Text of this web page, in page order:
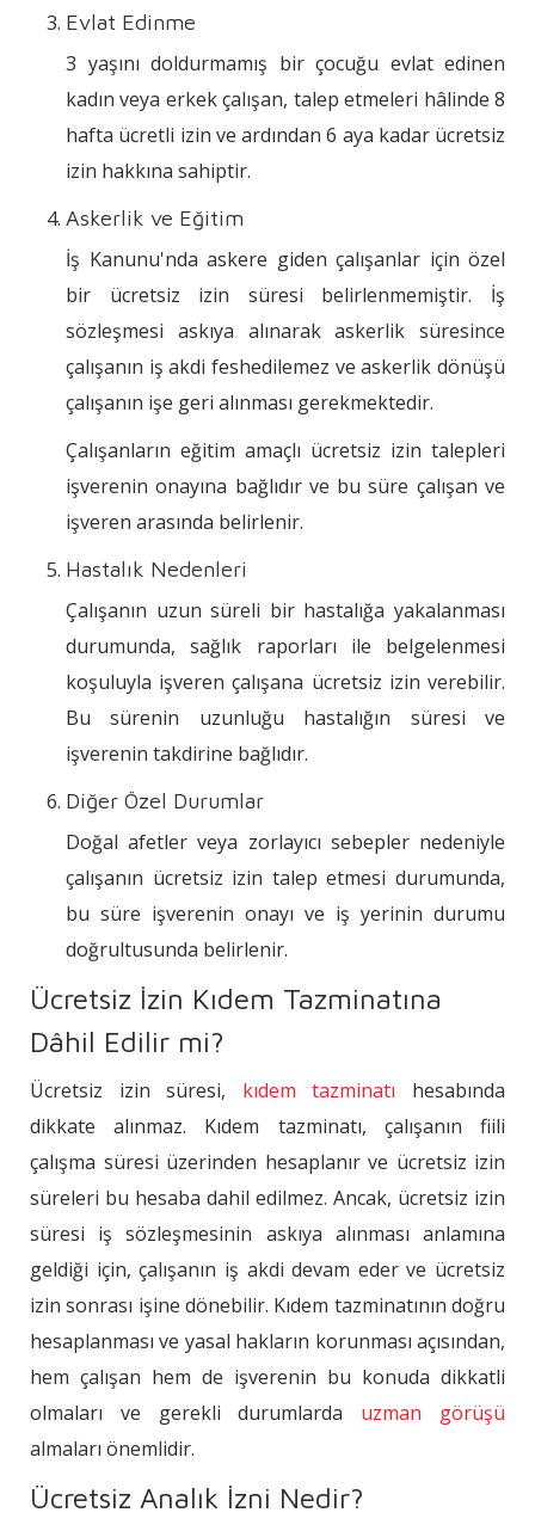
Evlat Edinme
3 yaşını doldurmamış bir çocuğu evlat edinen
kadın veya erkek çalışan, talep etmeleri hâlinde 8
hafta ücretli izin ve ardından 6 aya kadar ücretsiz
izin hakkına sahiptir.
Askerlik ve Eğitim
İş Kanunu'nda askere giden çalışanlar için özel
bir ücretsiz izin süresi belirlenmemiştir. İş
sözleşmesi askıya alınarak askerlik süresince
çalışanın iş akdi feshedilemez ve askerlik dönüşü
çalışanın işe geri alınması gerekmektedir.
Çalışanların eğitim amaçlı ücretsiz izin talepleri
işverenin onayına bağlıdır ve bu süre çalışan ve
işveren arasında belirlenir.
Hastalık Nedenleri
Çalışanın uzun süreli bir hastalığa yakalanması
durumunda, sağlık raporları ile belgelenmesi
koşuluyla işveren çalışana ücretsiz izin verebilir.
Bu sürenin uzunluğu hastalığın süresi ve
işverenin takdirine bağlıdır.
Diğer Özel Durumlar
Doğal afetler veya zorlayıcı sebepler nedeniyle
çalışanın ücretsiz izin talep etmesi durumunda,
bu süre işverenin onayı ve iş yerinin durumu
doğrultusunda belirlenir.
Ücretsiz İzin Kıdem Tazminatına
Dâhil Edilir mi?
Ücretsiz izin süresi, kıdem tazminatı hesabında
dikkate alınmaz. Kıdem tazminatı, çalışanın fiili
çalışma süresi üzerinden hesaplanır ve ücretsiz izin
süreleri bu hesaba dahil edilmez. Ancak, ücretsiz izin
süresi iş sözleşmesinin askıya alınması anlamına
geldiği için, çalışanın iş akdi devam eder ve ücretsiz
izin sonrası işine dönebilir. Kıdem tazminatının doğru
hesaplanması ve yasal hakların korunması açısından,
hem çalışan hem de işverenin bu konuda dikkatli
olmaları ve gerekli durumlarda uzman görüşü
almaları önemlidir.
Ücretsiz Analık İzni Nedir?